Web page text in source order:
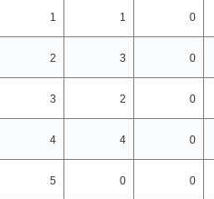
1 1 0
2 3 0
3 2 0
4 4 0
5 0 0